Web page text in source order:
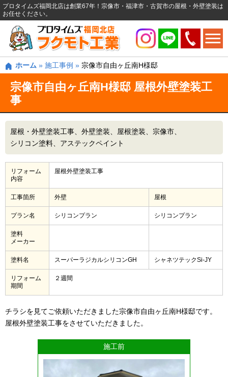
プロタイムズ福岡北店は創業67年！宗像市・福津市・古賀市の屋根・外壁塗装は
お任せください。
ホーム » 施工事例 » 宗像市自由ヶ丘南H様邸
宗像市自由ヶ丘南H様邸 屋根外壁塗装工
事
屋根・外壁塗装工事 外壁塗装 屋根塗装
宗像市
シリコン塗料
アステックペイント
リフォーム
内容
屋根外壁塗装工事
工事箇所 外壁 屋根
プラン名 シリコンプラン シリコンプラン
塗料
メーカー
塗料名 スーパーラジカルシリコンGH シャネツテックSi-JY
リフォーム
期間
２週間
チラシを見てご依頼いただきました宗像市自由ヶ丘南H様邸です。
屋根外壁塗装工事をさせていただきました。
施工前